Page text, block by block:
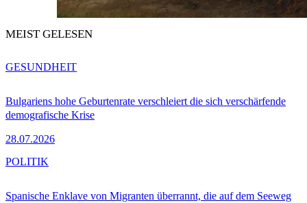
MEIST GELESEN
Bulgariens hohe Geburtenrate verschleiert die sich verschärfende
demografische Krise
28.07.2026
GESUNDHEIT
Spanische Enklave von Migranten überrannt, die auf dem Seeweg
POLITIK